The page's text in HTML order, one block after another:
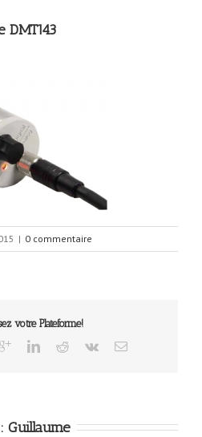
DMT143
| 0 commentaire
votre Plateforme!
Guillaume